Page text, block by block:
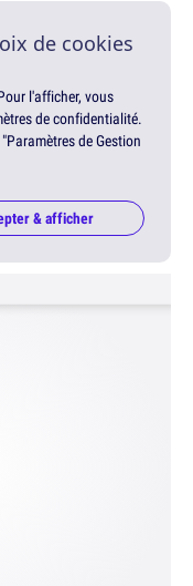
de cookies
l'afficher, vous
de confidentialité.
de Gestion
& afficher